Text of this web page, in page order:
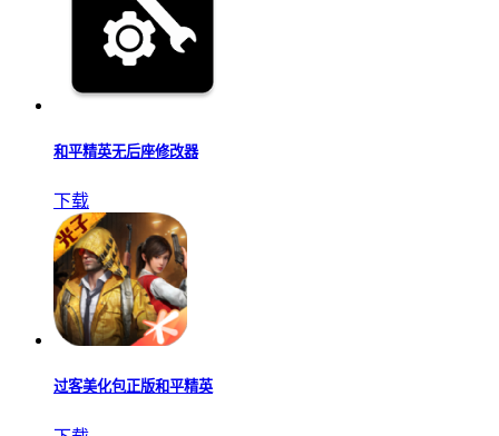
和平精英无后座修改器
下载
过客美化包正版和平精英